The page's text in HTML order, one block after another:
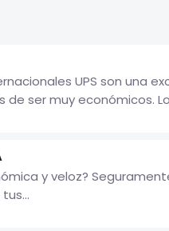
UPS son una
ser muy económicos.
y veloz?